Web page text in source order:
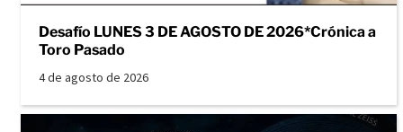
Desafío LUNES 3 DE AGOSTO DE 2026*Crónica a
Toro Pasado
4 de agosto de 2026